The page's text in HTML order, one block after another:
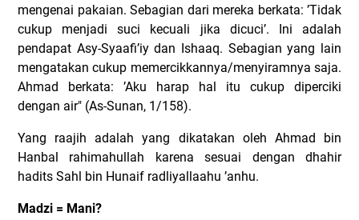
mengenai pakaian. Sebagian dari mereka berkata: ’Tidak
cukup menjadi suci kecuali jika dicuci’. Ini adalah
pendapat Asy-Syaafi’iy dan Ishaaq. Sebagian yang lain
mengatakan cukup memercikkannya/menyiramnya saja.
Ahmad berkata: ’Aku harap hal itu cukup diperciki
dengan air" (As-Sunan, 1/158).
Yang raajih adalah yang dikatakan oleh Ahmad bin
Hanbal rahimahullah karena sesuai dengan dhahir
hadits Sahl bin Hunaif radliyallaahu ’anhu.
Madzi = Mani?